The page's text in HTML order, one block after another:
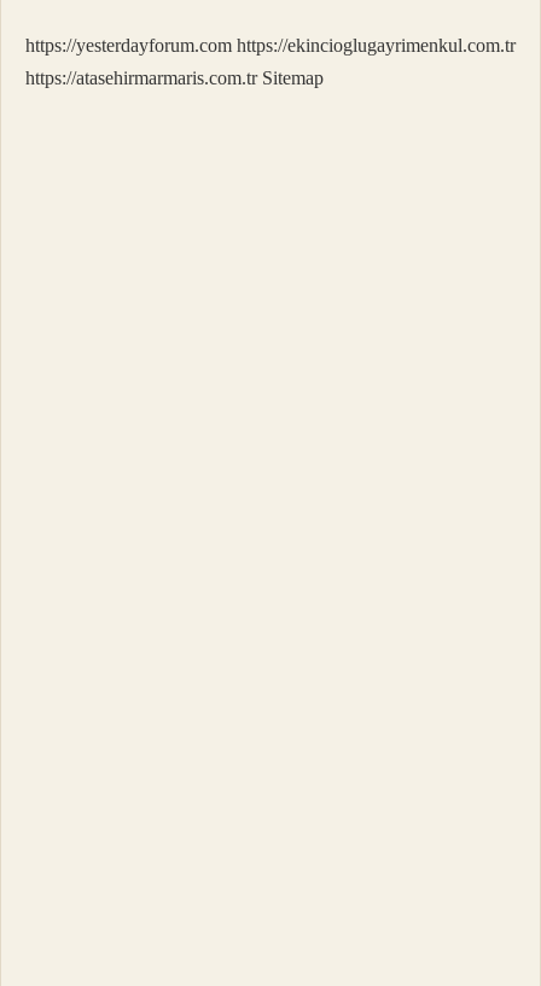
https://yesterdayforum.com https://ekincioglugayrimenkul.com.tr
https://atasehirmarmaris.com.tr Sitemap